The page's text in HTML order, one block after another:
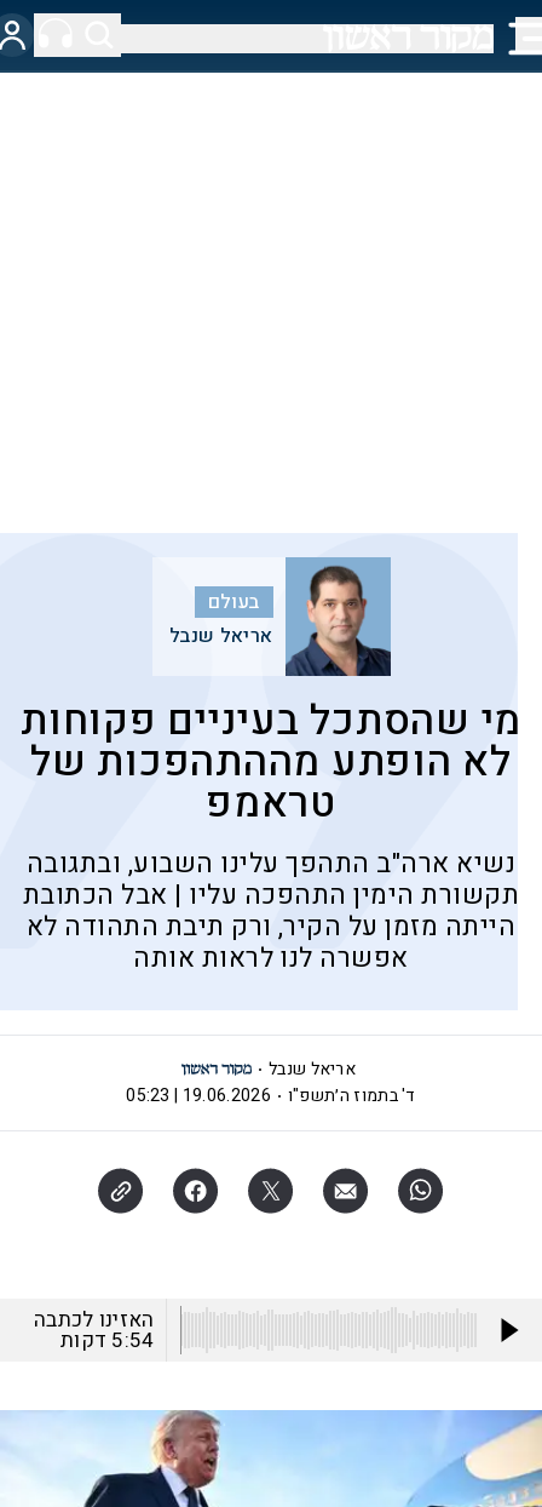
בעולם
אריאל שנבל
מי שהסתכל בעיניים פקוחות
לא הופתע מההתהפכות של
טראמפ
נשיא ארה"ב התהפך עלינו השבוע, ובתגובה
תקשורת הימין התהפכה עליו | אבל הכתובת
הייתה מזמן על הקיר, ורק תיבת התהודה לא
אפשרה לנו לראות אותה
אריאל שנבל
ד' בתמוז ה׳תשפ"ו
19.06.2026 | 05:23
האזינו לכתבה
5:54 דקות